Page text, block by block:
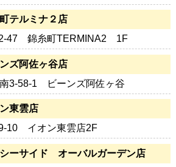
テルミナ２店
2-47 錦糸町TERMINA2 1F
ズ阿佐ヶ谷店
3-58-1 ビーンズ阿佐ヶ谷
東雲店
10 イオン東雲店2F
ーサイド オーバルガーデン店